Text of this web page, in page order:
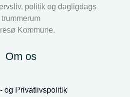
politik og dagligdags
trummerum
Kommune.
Om os
og Privatlivspolitik